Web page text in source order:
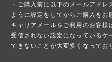
・ご購入前に以下のメールアド
ように設定をしてからご購入をお
キャリアメールをご利用のお客様
受信されない設定になっているケ
できないことが大変多くなってお